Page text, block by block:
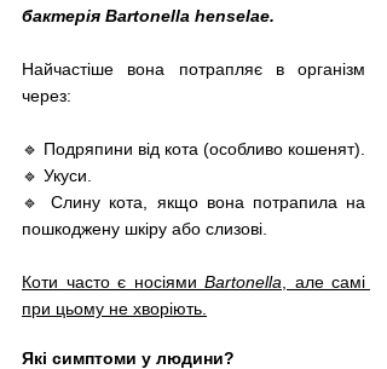
бактерія Bartonella henselae.
Найчастіше вона потрапляє в організм
через:
🔹 Подряпини від кота (особливо кошенят).
🔹 Укуси.
🔹 Слину кота, якщо вона потрапила на
пошкоджену шкіру або слизові.
Коти часто є носіями Bartonella , але самі
при цьому не хворіють.
Які симптоми у людини?